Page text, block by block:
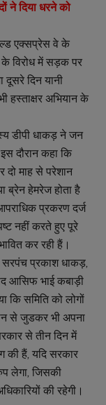
ने दिया धरने को
एक्सप्रेस वे के
विरोध में सड़क पर
दूसरे दिन यानी
हस्ताक्षर अभियान के
डीपी धाकड़ ने जन
दौरान कहा कि
दो माह से परेशान
ब्रेन हेमरेज होता है
प्रकरण दर्ज
नहीं करते हुए पूरे
कर रही हैं।
सरपंच प्रकाश धाकड़,
आसिफ भाई कबाड़ी
कि समिति को लोगों
से जुडकर भी अपना
से तीन दिन में
की हैं, यदि सरकार
लेगा, जिसकी
की रहेगी।